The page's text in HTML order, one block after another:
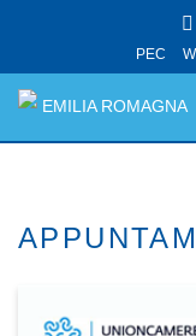
PEC
EMILIA ROMAGNA